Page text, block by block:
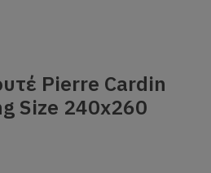
Pierre Cardin
Size 240x260